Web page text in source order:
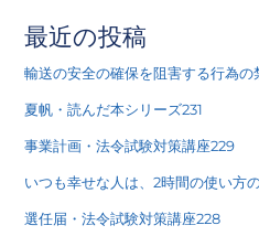
最近の投稿
輸送の安全の確保を阻害する行為
夏帆・読んだ本シリーズ231
事業計画・法令試験対策講座229
いつも幸せな人は、2時間の使い方
選任届・法令試験対策講座228